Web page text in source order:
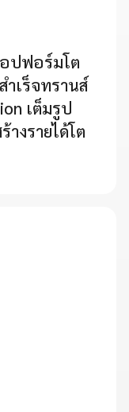
ปฟอร์มโต
ำเร็จทรานส์
เต็มรูป
งรายได้โต